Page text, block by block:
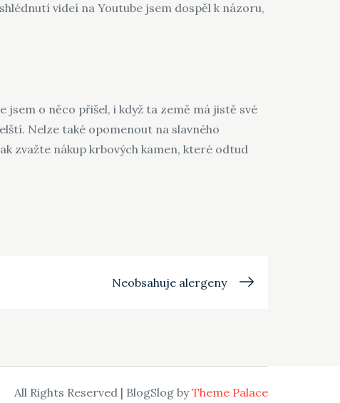
videí na Youtube jsem dospěl k názoru,
jsem o něco přišel, i když ta země má jistě své
Nelze také opomenout na slavného
zvažte nákupkrbových kamen, které odtud
Neobsahuje alergeny
All Rights Reserved | BlogSlog byTheme Palace